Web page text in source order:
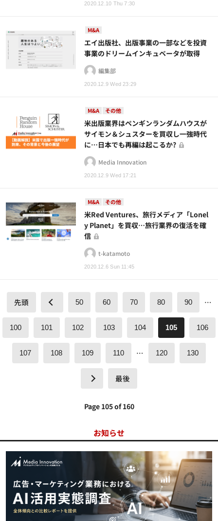
2020.12.10 Thu 7:30
M&A
2020.12.9 Wed 23:29
エイ出版社、出版事業の一部などを投資
事業のドリームインキュベータが取得
編集部
M&A その他
2020.12.9 Wed 17:21
米出版業界はペンギンランダムハウスが
サイモン＆シュスターを買収し一強時代
に…日本でも再編は起こるか?
Media Innovation
M&A その他
2020.12.6 Sun 11:45
米Red Ventures、旅行メディア「Lonel
y Planet」を買収…旅行業界の復活を確
信
t-katamoto
先頭 50 60 70 80 90 …
100 101 102 103 104 105 106
107 108 109 110 … 120 130
最後
Page 105 of 160
お知らせ